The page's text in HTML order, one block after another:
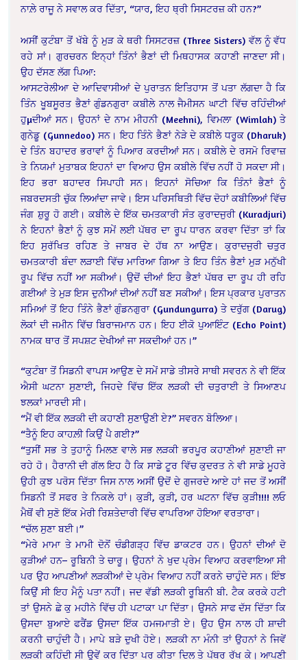
ਨਾਲ਼ੇ ਰਾਜੂ ਨੇ ਸਵਾਲ ਕਰ ਦਿੱਤਾ, “ਯਾਰ, ਇਹ ਥ੍ਰੀ ਸਿਸਟਰਜ਼ ਕੀ ਹਨ?”
ਅਸੀਂ ਕੁਟੰਬਾ ਤੋਂ ਖੱਬੇ ਨੂੰ ਮੁੜ ਕੇ ਥਰੀ ਸਿਸਟਰਜ਼ (Three Sisters) ਵੱਲ ਨੂੰ ਵੱਧ
ਰਹੇ ਸਾਂ। ਗੁਰਚਰਨ ਇਨ੍ਹਾਂ ਤਿੰਨਾਂ ਭੈਣਾਂ ਦੀ ਮਿਥਹਾਸਕ ਕਹਾਣੀ ਜਾਣਦਾ ਸੀ।
ਉਹ ਦੱਸਣ ਲੱਗ ਪਿਆ:
ਆਸਟਰੇਲੀਆ ਦੇ ਆਦਿਵਾਸੀਆਂ ਦੇ ਪੁਰਾਤਨ ਇਤਿਹਾਸ ਤੋਂ ਪਤਾ ਲੱਗਦਾ ਹੈ ਕਿ
ਤਿੰਨ ਖੂਬਸੂਰਤ ਭੈਣਾਂ ਗੁੰਡਨਗੁਰਾ ਕਬੀਲੇ ਨਾਲ ਜੈਮੀਸਨ ਘਾਟੀ ਵਿੱਚ ਰਹਿੰਦੀਆਂ
ਹੁµਦੀਆਂ ਸਨ। ਉਹਨਾਂ ਦੇ ਨਾਮ ਮੀਹਨੀ (Meehni), ਵਿਮਲਾ (Wimlah) ਤੇ
ਗੁਨੇਡੂ (Gunnedoo) ਸਨ। ਇਹ ਤਿੰਨੇ ਭੈਣਾਂ ਨੇੜੇ ਦੇ ਕਬੀਲੇ ਧਰੂਕ (Dharuk)
ਦੇ ਤਿੰਨ ਬਹਾਦਰ ਭਰਾਵਾਂ ਨੂੰ ਪਿਆਰ ਕਰਦੀਆਂ ਸਨ। ਕਬੀਲੇ ਦੇ ਰਸਮੋ ਰਿਵਾਜ਼
ਤੇ ਨਿਯਮਾਂ ਮੁਤਾਬਕ ਇਹਨਾਂ ਦਾ ਵਿਆਹ ਉਸ ਕਬੀਲੇ ਵਿੱਚ ਨਹੀਂ ਹੋ ਸਕਦਾ ਸੀ।
ਇਹ ਭਰਾ ਬਹਾਦਰ ਸਿਪਾਹੀ ਸਨ। ਇਹਨਾਂ ਸੋਚਿਆ ਕਿ ਤਿੰਨਾਂ ਭੈਣਾਂ ਨੂੰ
ਜਬਰਦਸਤੀ ਚੁੱਕ ਲਿਆਂਦਾ ਜਾਵੇ। ਇਸ ਪਰਿਸਥਿਤੀ ਵਿੱਚ ਦੋਹਾਂ ਕਬੀਲਿਆਂ ਵਿੱਚ
ਜੰਗ ਸ਼ੁਰੂ ਹੋ ਗਈ। ਕਬੀਲੇ ਦੇ ਇੱਕ ਚਮਤਕਾਰੀ ਸੰਤ ਕੁਰਾਦਜੁਰੀ (Kuradjuri)
ਨੇ ਇਹਨਾਂ ਭੈਣਾਂ ਨੂੰ ਕੁਝ ਸਮੇਂ ਲਈ ਪੱਥਰ ਦਾ ਰੂਪ ਧਾਰਨ ਕਰਵਾ ਦਿੱਤਾ ਤਾਂ ਕਿ
ਇਹ ਸੁਰੱਖਿਤ ਰਹਿਣ ਤੇ ਜਾਬਰ ਦੇ ਹੱਥ ਨਾ ਆਉਣ। ਕੁਰਾਦਜੁਰੀ ਚਤੁਰ
ਚਮਤਕਾਰੀ ਬੰਦਾ ਲੜਾਈ ਵਿੱਚ ਮਾਰਿਆ ਗਿਆ ਤੇ ਇਹ ਤਿੰਨ ਭੈਣਾਂ ਮੁੜ ਮਨੁੱਖੀ
ਰੂਪ ਵਿੱਚ ਨਹੀਂ ਆ ਸਕੀਆਂ। ਉਦੋਂ ਦੀਆਂ ਇਹ ਭੈਣਾਂ ਪੱਥਰ ਦਾ ਰੂਪ ਹੀ ਰਹਿ
ਗਈਆਂ ਤੇ ਮੁੜ ਇਸ ਦੁਨੀਆਂ ਦੀਆਂ ਨਹੀਂ ਬਣ ਸਕੀਆਂ। ਇਸ ਪ੍ਰਕਾਰ ਪੁਰਾਤਨ
ਸਮਿਆਂ ਤੋਂ ਇਹ ਤਿੰਨੇ ਭੈਣਾਂ ਗੁੰਡਨਗੁਰਾ (Gundungurra) ਤੇ ਦਰੁੱਗ (Darug)
ਲੋਕਾਂ ਦੀ ਜਮੀਨ ਵਿੱਚ ਬਿਰਾਜਮਾਨ ਹਨ। ਇਹ ਈਕੋ ਪੁਆਇੰਟ (Echo Point)
ਨਾਮਕ ਥਾਰ ਤੋਂ ਸਪਸ਼ਟ ਦੇਖੀਆਂ ਜਾ ਸਕਦੀਆਂ ਹਨ।”
“ਕੁਟੰਬਾ ਤੋਂ ਸਿਡਨੀ ਵਾਪਸ ਆਉਣ ਦੇ ਸਮੇਂ ਸਾਡੇ ਤੀਸਰੇ ਸਾਥੀ ਸਵਰਨ ਨੇ ਵੀ ਇੱਕ
ਐਸੀ ਘਟਨਾ ਸੁਣਾਈ, ਜਿਹਦੇ ਵਿੱਚ ਇੱਕ ਲੜਕੀ ਦੀ ਚਤੁਰਾਈ ਤੇ ਸਿਆਣਪ
ਝਲਕਾਂ ਮਾਰਦੀ ਸੀ।
“ਮੈਂ ਵੀ ਇੱਕ ਲੜਕੀ ਦੀ ਕਹਾਣੀ ਸੁਣਾਉਣੀ ਏ?” ਸਵਰਨ ਬੋਲਿਆ।
“ਤੈਨੂੰ ਇਹ ਕਾਹਲ਼ੀ ਕਿਉਂ ਪੈ ਗਈ?”
“ਤੁਸੀਂ ਸਭ ਤੇ ਤੁਹਾਨੂੰ ਮਿਲਣ ਵਾਲੇ ਸਭ ਲੜਕੀ ਭਰਪੂਰ ਕਹਾਣੀਆਂ ਸੁਣਾਈ ਜਾ
ਰਹੇ ਹੋ। ਹੈਰਾਨੀ ਦੀ ਗੱਲ ਇਹ ਹੈ ਕਿ ਸਾਡੇ ਟੂਰ ਵਿੱਚ ਕੁਦਰਤ ਨੇ ਵੀ ਸਾਡੇ ਮੂਹਰੇ
ਉਹੀ ਕੁਝ ਪਰੋਸ ਦਿੱਤਾ ਜਿਸ ਨਾਲ ਅਸੀਂ ਉਦੋਂ ਦੇ ਗੁਜਰਦੇ ਆਏ ਹਾਂ ਜਦ ਤੋਂ ਅਸੀਂ
ਸਿਡਨੀ ਤੋਂ ਸਫਰ ਤੇ ਨਿਕਲੇ ਹਾਂ। ਕੁੜੀ, ਕੁੜੀ, ਹਰ ਘਟਨਾ ਵਿੱਚ ਕੁੜੀ!!!! ਲਓ
ਮੈਥੋਂ ਵੀ ਸੁਣੋ ਇੱਕ ਮੇਰੀ ਰਿਸ਼ਤੇਦਾਰੀ ਵਿੱਚ ਵਾਪਰਿਆ ਹੋਇਆ ਵਰਤਾਰਾ।
“ਚੱਲ ਸੁਣਾ ਬਈ।”
“ਮੇਰੇ ਮਾਮਾ ਤੇ ਮਾਮੀ ਦੋਨੋਂ ਚੰਡੀਗੜ੍ਹ ਵਿੱਚ ਡਾਕਟਰ ਹਨ। ਉਹਨਾਂ ਦੀਆਂ ਦੋ
ਕੁੜੀਆਂ ਹਨ– ਰੂਬਿਨੀ ਤੇ ਚਾਰੂ। ਉਹਨਾਂ ਨੇ ਖੁਦ ਪ੍ਰੇਮ ਵਿਆਹ ਕਰਵਾਇਆ ਸੀ
ਪਰ ਉਹ ਆਪਣੀਆਂ ਲੜਕੀਆਂ ਦੇ ਪ੍ਰੇਮ ਵਿਆਹ ਨਹੀਂ ਕਰਨੇ ਚਾਹੁੰਦੇ ਸਨ। ਇੰਝ
ਕਿਉਂ ਸੀ ਇਹ ਮੈਨੂੰ ਪਤਾ ਨਹੀਂ। ਜਦ ਵੱਡੀ ਲੜਕੀ ਰੂਬਿਨੀ ਬੀ. ਟੈਕ ਕਰਕੇ ਹਟੀ
ਤਾਂ ਉਸਨੇ ਛੇ ਕੁ ਮਹੀਨੇ ਵਿੱਚ ਹੀ ਪਟਾਕਾ ਪਾ ਦਿੱਤਾ। ਉਸਨੇ ਸਾਫ ਦੱਸ ਦਿੱਤਾ ਕਿ
ਉਸਦਾ ਬੁਆਏ ਫਰੈਂਡ ਉਸਦਾ ਇੱਕ ਹਮਜਮਾਤੀ ਏ। ਉਹ ਉਸ ਨਾਲ ਹੀ ਸ਼ਾਦੀ
ਕਰਨੀ ਚਾਹੁੰਦੀ ਹੈ। ਮਾਪੇ ਬੜੇ ਦੁਖੀ ਹੋਏ। ਲੜਕੀ ਨਾ ਮੰਨੀ ਤਾਂ ਉਹਨਾਂ ਨੇ ਜਿਵੇਂ
ਲੜਕੀ ਕਹਿੰਦੀ ਸੀ ਉਵੇਂ ਕਰ ਦਿੱਤਾ ਪਰ ਕੀਤਾ ਦਿਲ ਤੇ ਪੱਥਰ ਰੱਖ ਕੇ। ਆਪਣੀ